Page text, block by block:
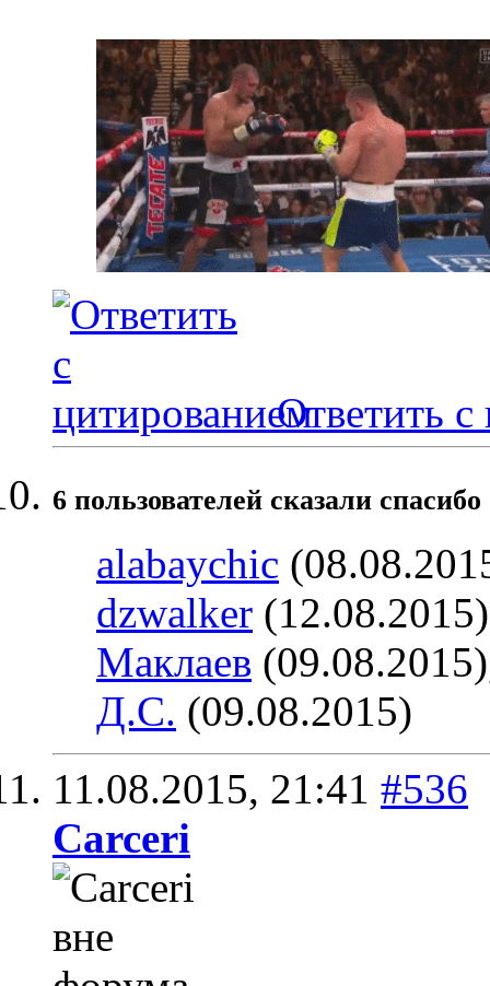
Ответить с
6 пользователей сказали
alabaychic
dzwalker
Маклаев
Д.С. (09.08.2015)
11.08.2015, 21:41 #536
Carceri